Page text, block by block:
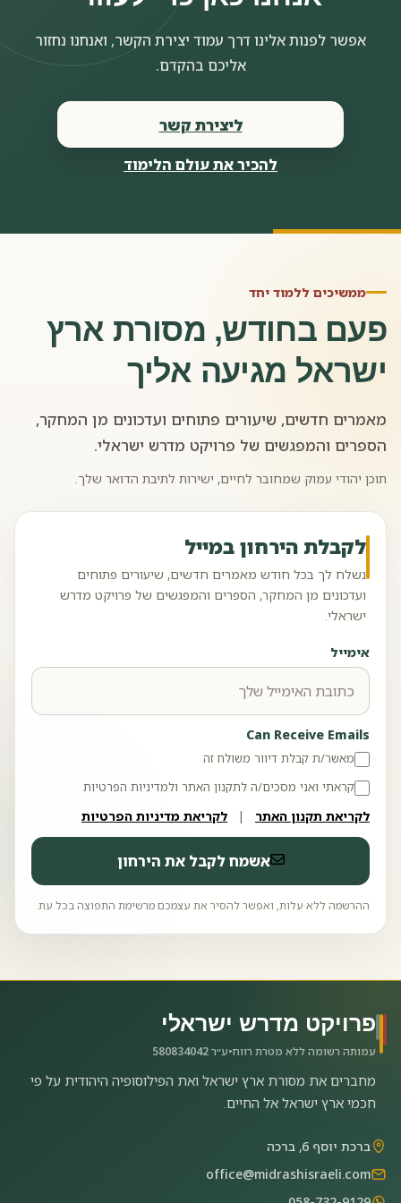
אפשר לפנות אלינו דרך עמוד יצירת הקשר, ואנחנו נחזור
אליכם בהקדם.
ליצירת קשר
להכיר את עולם הלימוד
ממשיכים ללמוד יחד
פעם בחודש, מסורת ארץ
ישראל מגיעה אליך
מאמרים חדשים, שיעורים פתוחים ועדכונים מן המחקר,
הספרים והמפגשים של פרויקט מדרש ישראלי.
תוכן יהודי עמוק שמחובר לחיים, ישירות לתיבת הדואר שלך.
לקבלת הירחון במייל
נשלח לך בכל חודש מאמרים חדשים, שיעורים פתוחים
ועדכונים מן המחקר, הספרים והמפגשים של פרויקט מדרש
ישראלי.
אימייל
Can Receive Emails
מאשר/ת קבלת דיוור משולח זה
קראתי ואני מסכים/ה לתקנון האתר ולמדיניות הפרטיות
לקריאת תקנון האתר | לקריאת מדיניות הפרטיות
אשמח לקבל את הירחון
ההרשמה ללא עלות, ואפשר להסיר את עצמכם מרשימת התפוצה בכל עת.
פרויקט מדרש ישראלי
עמותה רשומה ללא מטרת רווח•ע״ר580834042
מחברים את מסורת ארץ ישראל ואת הפילוסופיה היהודית על פי
חכמי ארץ ישראל אל החיים.
ברכת יוסף 6, ברכה
office@midrashisraeli.com